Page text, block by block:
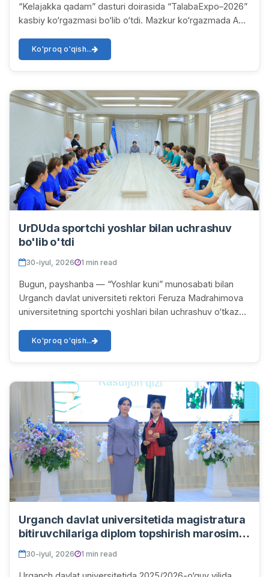
“Kelajakka qadam” dasturi doirasida “TalabaExpo–2026”
kasbiy ko‘rgazmasi bo‘lib o‘tdi. Mazkur ko‘rgazmada Abu
Ko'proq o'qish...
UrDUda sportchi yoshlar bilan uchrashuv
bo'lib o'tdi
30-iyul, 2026 1 min read
Bugun, payshanba — “Yoshlar kuni” munosabati bilan
Urganch davlat universiteti rektori Feruza Madrahimova
universitetning sportchi yoshlari bilan uchrashuv o‘tkazdi.
Ko'proq o'qish...
Urganch davlat universitetida magistratura
bitiruvchilariga diplom topshirish marosimi
bo‘lib o‘tdi
30-iyul, 2026 1 min read